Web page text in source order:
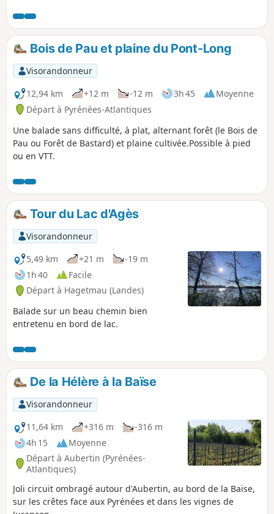
entre les deux villes étapes.
Bois de Pau et plaine du Pont-Long
Visorandonneur
12,94 km
+12 m -12 m 3h 45
Moyenne
Départ à Pyrénées-Atlantiques
Une balade sans difficulté, à plat, alternant forêt (le Bois de
Pau ou Forêt de Bastard) et plaine cultivée.Possible à pied
ou en VTT.
Tour du Lac d'Agès
Visorandonneur
5,49 km
+21 m
-19 m
1h 40
Facile
Départ à Hagetmau (Landes)
Balade sur un beau chemin bien
entretenu en bord de lac.
De la Hélère à la Baïse
Visorandonneur
11,64 km
+316 m
-316 m
4h 15
Moyenne
Départ à Aubertin (Pyrénées-
Atlantiques)
Joli circuit ombragé autour d'Aubertin, au bord de la Baïse,
sur les crêtes face aux Pyrénées et dans les vignes de